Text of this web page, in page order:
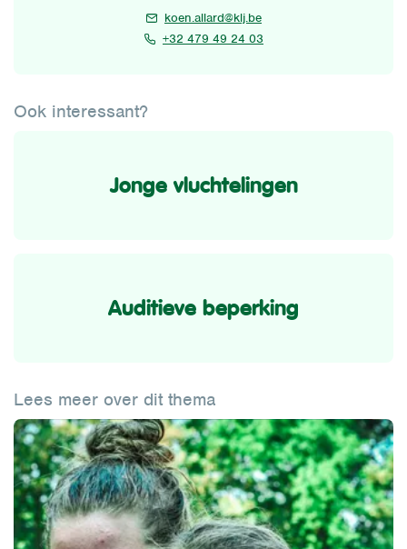
koen.allard@klj.be
+32 479 49 24 03
Ook interessant?
Jonge vluchtelingen
Auditieve beperking
Lees meer over dit thema